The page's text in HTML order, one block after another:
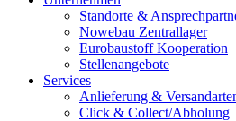
Standorte &
Nowebau Zentrallager
Eurobaustoff Kooperation
Stellenangebote
Services
Anlieferung &
Click & Collect/Abholung